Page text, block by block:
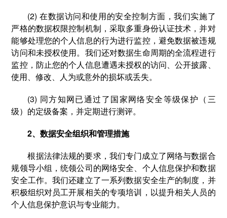
(2) 在数据访问和使用的安全控制方面，我们实施了
严格的数据权限控制机制，采取多重身份认证技术，并对
能够处理您的个人信息的行为进行监控，避免数据被违规
访问和未授权使用。我们还对数据生命周期的全流程进行
监控，防止您的个人信息遭遇未授权的访问、公开披露、
使用、修改、人为或意外的损坏或丢失。
(3) 同方知网已通过了国家网络安全等级保护（三
级）的定级备案，并定期进行测评。
2、数据安全组织和管理措施
根据法律法规的要求，我们专门成立了网络与数据合
规领导小组，统领公司的网络安全、个人信息保护和数据
安全工作。我们还建立了一系列数据安全生产的制度，并
积极组织对员工开展相关的专项培训，以提升相关人员的
个人信息保护意识与专业能力。